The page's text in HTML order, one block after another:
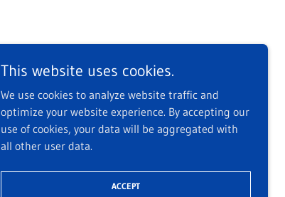
This website uses cookies.
We use cookies to analyze website traffic and
optimize your website experience. By accepting our
use of cookies, your data will be aggregated with
all other user data.
ACCEPT